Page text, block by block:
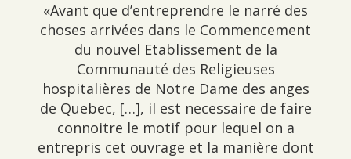
«Avant que d’entreprendre le narré des
choses arrivées dans le Commencement
du nouvel Etablissement de la
Communauté des Religieuses
hospitalières de Notre Dame des anges
de Quebec, […], il est necessaire de faire
connoitre le motif pour lequel on a
entrepris cet ouvrage et la manière dont